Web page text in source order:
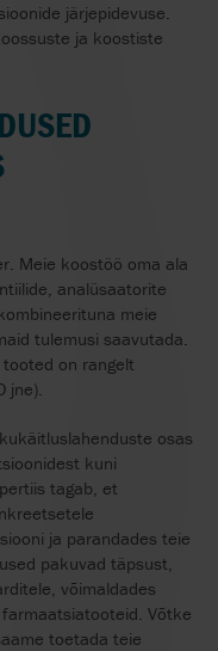
järjepidevuse.
ja koostiste
Meie koostöö oma ala
analüsaatorite
meie
tulemusi saavutada.
on rangelt
jne).
osas
kuni
tagab, et
ja parandades teie
pakuvad täpsust,
võimaldades
Võtke
toetada teie